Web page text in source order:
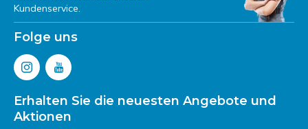
Kundenservice.
Folge uns
Erhalten Sie die neuesten Angebote und
Aktionen